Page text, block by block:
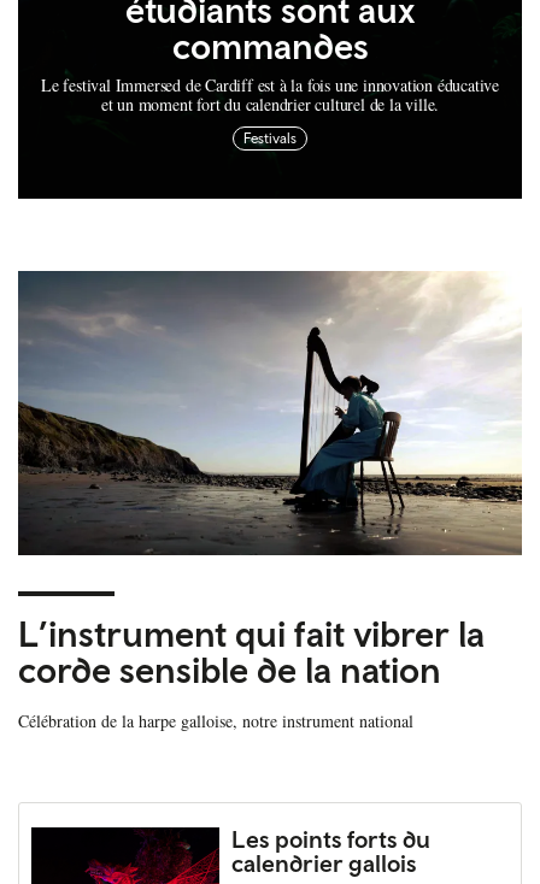
étudiants sont aux
commandes
Le festival Immersed de Cardiff est à la fois une innovation éducative
et un moment fort du calendrier culturel de la ville.
Festivals
L’instrument qui fait vibrer la
corde sensible de la nation
Célébration de la harpe galloise, notre instrument national
Les points forts du
calendrier gallois